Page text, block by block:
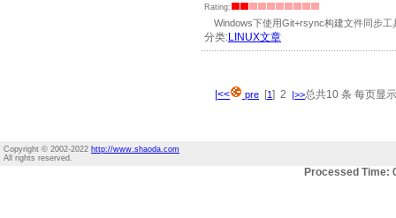
Rating:
Windows下使用Git+rsync构建文件同步工
分类:LINUX文章
|<< pre [1] 2 |>>总共10 条 每页显
Copyright © 2002-2022 http://www.shaoda.com
All rights reserved.
Processed Time: